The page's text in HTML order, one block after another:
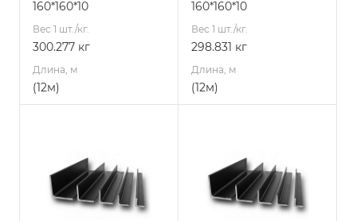
160*160*10
Вес 1 шт./кг.
300.277 кг
Длина, м
(12м)
160*160*10
Вес 1 шт./кг.
298.831 кг
Длина, м
(12м)